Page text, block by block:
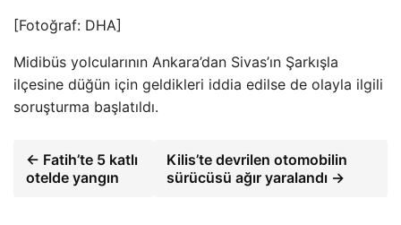
[Fotoğraf: DHA]
Midibüs yolcularının Ankara’dan Sivas’ın Şarkışla
ilçesine düğün için geldikleri iddia edilse de olayla ilgili
soruşturma başlatıldı.
← Fatih’te 5 katlı
otelde yangın
Kilis’te devrilen otomobilin
sürücüsü ağır yaralandı →